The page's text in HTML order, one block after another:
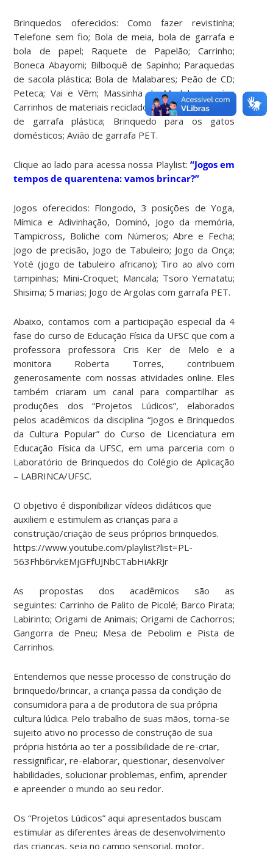
Brinquedos oferecidos: Como fazer revistinha;
Telefone sem fio; Bola de meia, bola de garrafa e
bola de papel; Raquete de Papelão; Carrinho;
Boneca Abayomi; Bilboquê de Sapinho; Paraquedas
de sacola plástica; Bola de Malabares; Peão de CD;
Peteca; Vai e Vêm; Massinha de Modelar caseira;
Carrinhos de materiais reciclados; Mini-Cidade; Barco
de garrafa plástica; Brinquedo para os gatos
domésticos; Avião de garrafa PET.
Clique ao lado para acessa nossa Playlist: “Jogosem
tempos de quarentena: vamos brincar?”
Jogos oferecidos: Flongodo, 3 posições de Yoga,
Mímica e Adivinhação, Dominó, Jogo da memória,
Tampicross, Boliche com Números; Abre e Fecha;
Jogo de precisão, Jogo de Tabuleiro; Jogo da Onça;
Yoté (jogo de tabuleiro africano); Tiro ao alvo com
tampinhas; Mini-Croquet; Mancala; Tsoro Yematatu;
Shisima; 5 marias; Jogo de Argolas com garrafa PET.
Abaixo, contamos com a participação especial da 4
fase do curso de Educação Física da UFSC que com a
professora professora Cris Ker de Melo e a
monitora Roberta Torres, contribuem
generosamente com nossas atividades online. Eles
também criaram um canal para compartilhar as
produções dos “Projetos Lúdicos”, elaborados
pelos acadêmicos da disciplina “Jogos e Brinquedos
da Cultura Popular” do Curso de Licenciatura em
Educação Física da UFSC, em uma parceria com o
Laboratório de Brinquedos do Colégio de Aplicação
– LABRINCA/UFSC.
O objetivo é disponibilizar vídeos didáticos que
auxiliem e estimulem as crianças para a
construção/criação de seus próprios brinquedos.
https://www.youtube.com/playlist?list=PL-
563Fhb6rvkEMjGFfUJNbCTabHiAkRJr
As propostas dos acadêmicos são as
seguintes: Carrinho de Palito de Picolé; Barco Pirata;
Labirinto; Origami de Animais; Origami de Cachorros;
Gangorra de Pneu; Mesa de Pebolim e Pista de
Carrinhos.
Entendemos que nesse processo de construção do
brinquedo/brincar, a criança passa da condição de
consumidora para a de produtora de sua própria
cultura lúdica. Pelo trabalho de suas mãos, torna-se
sujeito ativo no processo de construção de sua
própria história ao ter a possibilidade de re-criar,
ressignificar, re-elaborar, questionar, desenvolver
habilidades, solucionar problemas, enfim, aprender
e apreender o mundo ao seu redor.
Os “Projetos Lúdicos” aqui apresentados buscam
estimular as diferentes áreas de desenvolvimento
das crianças, seja no campo sensorial, motor,